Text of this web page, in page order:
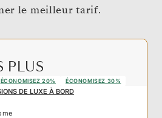
le meilleur tarif.
PLUS
ÉCONOMISEZ 20% ÉCONOMISEZ 30%
DE LUXE À BORD